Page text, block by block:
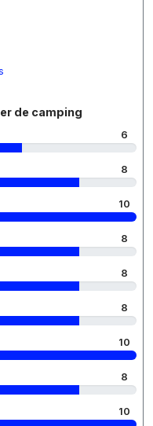
de camping
6
8
10
8
8
8
10
8
10